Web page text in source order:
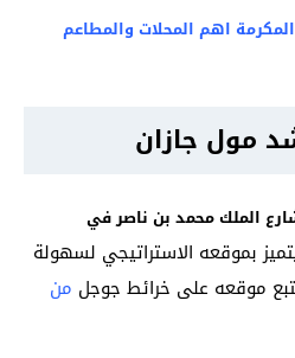
اهم المحلات والمطاعم
مول جازان
الملك محمد بن ناصر في
بموقعه الاستراتيجي لسهولة
موقعه على خرائط جوجل من